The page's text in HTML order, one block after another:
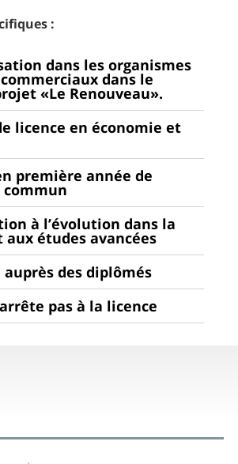
:
dans les organismes
dans le
«Le Renouveau».
licence en économie et
première année de
commun
à l’évolution dans la
études avancées
auprès des diplômés
pas à la licence